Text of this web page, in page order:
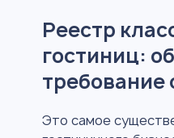
Реестр
гостиниц:
требование
Это самое